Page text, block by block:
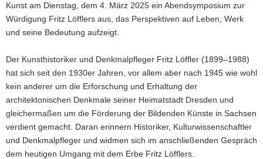
Kunst am Dienstag, dem 4. März 2025 ein Abendsymposium zur
Würdigung Fritz Löfflers aus, das Perspektiven auf Leben, Werk
und seine Bedeutung aufzeigt.
Der Kunsthistoriker und Denkmalpfleger Fritz Löffler (1899–1988)
hat sich seit den 1930er Jahren, vor allem aber nach 1945 wie wohl
kein anderer um die Erforschung und Erhaltung der
architektonischen Denkmale seiner Heimatstadt Dresden und
gleichermaßen um die Förderung der Bildenden Künste in Sachsen
verdient gemacht. Daran erinnern Historiker, Kulturwissenschaftler
und Denkmalpfleger und widmen sich im anschließenden Gespräch
dem heutigen Umgang mit dem Erbe Fritz Löfflers.